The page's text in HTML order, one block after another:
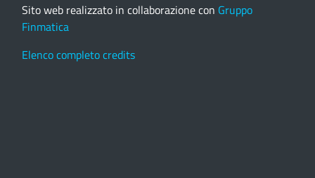
Sito web realizzato in collaborazione con Gruppo
Finmatica
Elenco completo credits